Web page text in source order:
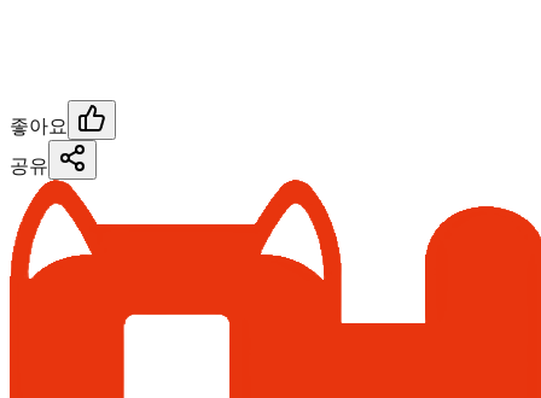
좋아요
공유